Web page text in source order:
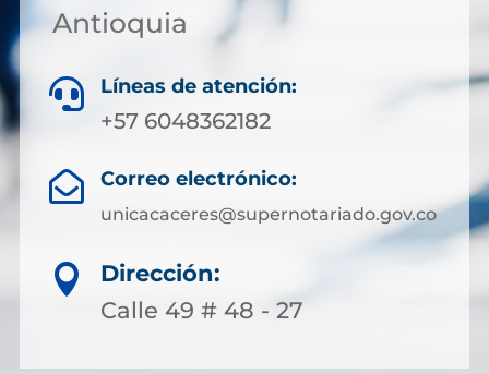
Antioquia
 Líneas de atención:
+57 6048362182
 Correo electrónico:
unicacaceres@supernotariado.gov.co

Dirección:
Calle 49 # 48 - 27